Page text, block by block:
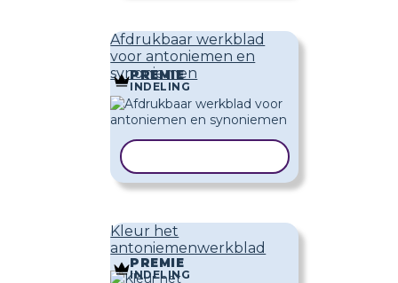
Afdrukbaar werkblad
voor antoniemen en
synoniemen
PREMIE
INDELING
Kleur het
antoniemenwerkblad
PREMIE
INDELING